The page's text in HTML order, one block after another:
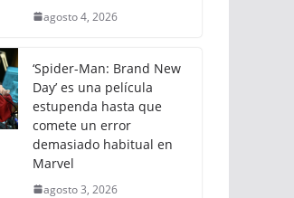
agosto 4, 2026
‘Spider-Man: Brand New
Day’ es una película
estupenda hasta que
comete un error
demasiado habitual en
Marvel
agosto 3, 2026